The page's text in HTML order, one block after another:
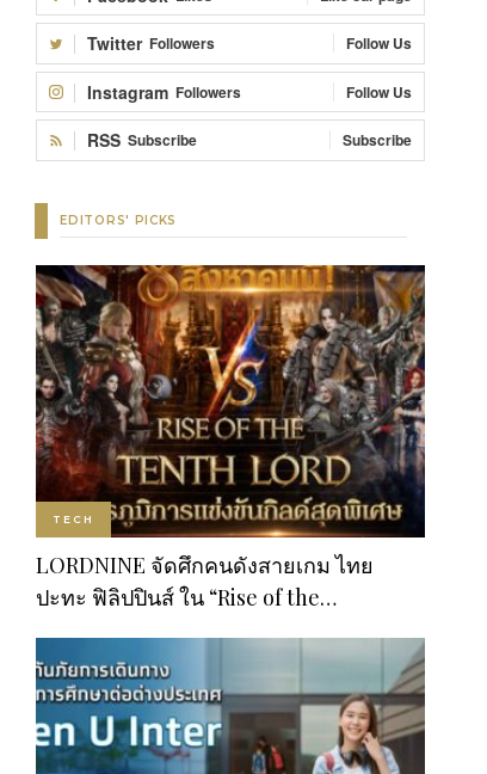
Twitter Followers Follow Us
Instagram Followers Follow Us
RSS Subscribe Subscribe
EDITORS' PICKS
TECH
LORDNINE จัดศึกคนดังสายเกม ไทย
ปะทะ ฟิลิปปินส์ ใน “Rise of the…